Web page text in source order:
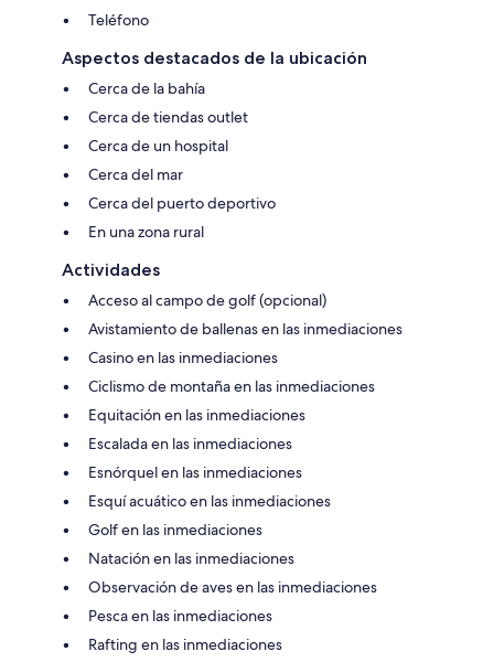
Teléfono
Aspectos destacados de la ubicación
Cerca de la bahía
Cerca de tiendas outlet
Cerca de un hospital
Cerca del mar
Cerca del puerto deportivo
En una zona rural
Actividades
Acceso al campo de golf (opcional)
Avistamiento de ballenas en las inmediaciones
Casino en las inmediaciones
Ciclismo de montaña en las inmediaciones
Equitación en las inmediaciones
Escalada en las inmediaciones
Esnórquel en las inmediaciones
Esquí acuático en las inmediaciones
Golf en las inmediaciones
Natación en las inmediaciones
Observación de aves en las inmediaciones
Pesca en las inmediaciones
Rafting en las inmediaciones